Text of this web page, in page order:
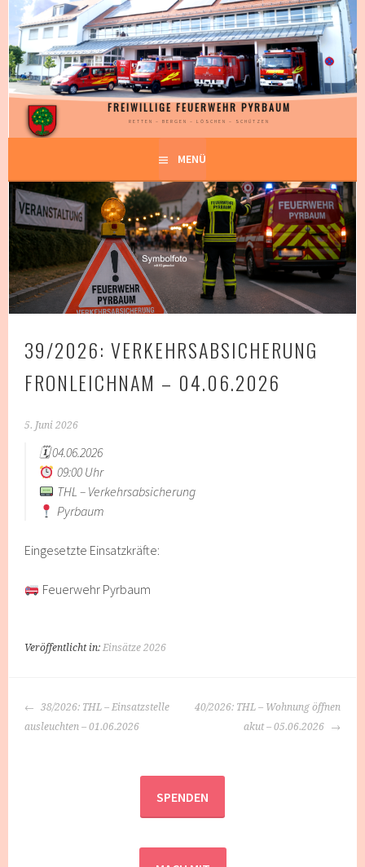
Springe
zum
Inhalt
FREIWILLIGE FEUERWEHR PYRBAUM
RETTEN – BERGEN – LÖSCHEN – SCHÜTZEN
MENÜ
39/2026: VERKEHRSABSICHERUNG
FRONLEICHNAM – 04.06.2026
5. Juni 2026
🗓 04.06.2026
09:00 Uhr
THL – Verkehrsabsicherung
Pyrbaum
Eingesetzte Einsatzkräfte:
Feuerwehr Pyrbaum
Veröffentlicht in:Einsätze 2026
BEITRAGS-
NAVIGATION
38/2026: THL – Einsatzstelle
ausleuchten – 01.06.2026
40/2026: THL – Wohnung öffnen
akut – 05.06.2026
SPENDEN